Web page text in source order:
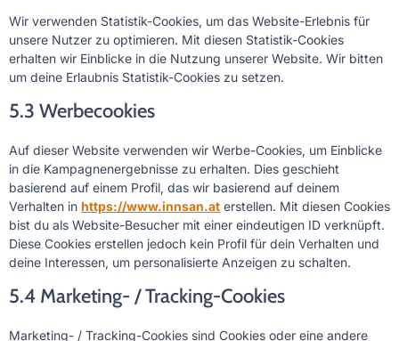
Wir verwenden Statistik-Cookies, um das Website-Erlebnis für
unsere Nutzer zu optimieren. Mit diesen Statistik-Cookies
erhalten wir Einblicke in die Nutzung unserer Website. Wir bitten
um deine Erlaubnis Statistik-Cookies zu setzen.
5.3 Werbecookies
Auf dieser Website verwenden wir Werbe-Cookies, um Einblicke
in die Kampagnenergebnisse zu erhalten. Dies geschieht
basierend auf einem Profil, das wir basierend auf deinem
Verhalten in https://www.innsan.at erstellen. Mit diesen Cookies
bist du als Website-Besucher mit einer eindeutigen ID verknüpft.
Diese Cookies erstellen jedoch kein Profil für dein Verhalten und
deine Interessen, um personalisierte Anzeigen zu schalten.
5.4 Marketing- / Tracking-Cookies
Marketing- / Tracking-Cookies sind Cookies oder eine andere